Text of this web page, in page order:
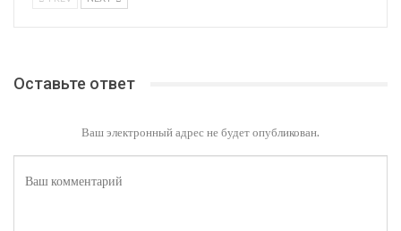
Оставьте ответ
Ваш электронный адрес не будет опубликован.